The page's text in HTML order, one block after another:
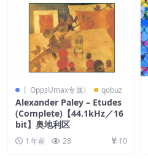
〖OppsUmax专属〗 qobuz
Alexander Paley – Etudes
(Complete)【44.1kHz／16
bit】奥地利区
1 年前 28 10